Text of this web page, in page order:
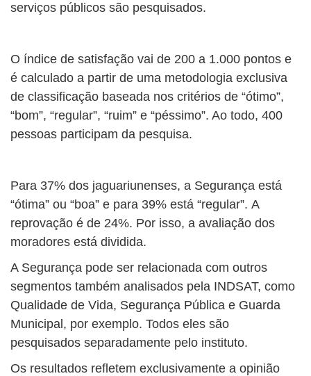
serviços públicos são pesquisados.
O índice de satisfação vai de 200 a 1.000 pontos e
é calculado a partir de uma metodologia exclusiva
de classificação baseada nos critérios de “ótimo”,
“bom”, “regular”, “ruim” e “péssimo”. Ao todo, 400
pessoas participam da pesquisa.
Para 37% dos jaguariunenses, a Segurança está
“ótima” ou “boa” e para 39% está “regular”. A
reprovação é de 24%. Por isso, a avaliação dos
moradores está dividida.
A Segurança pode ser relacionada com outros
segmentos também analisados pela INDSAT, como
Qualidade de Vida, Segurança Pública e Guarda
Municipal, por exemplo. Todos eles são
pesquisados separadamente pelo instituto.
Os resultados refletem exclusivamente a opinião